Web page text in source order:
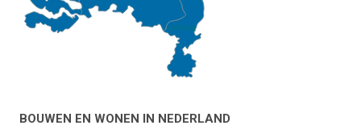
Limburg
BOUWEN EN WONEN IN NEDERLAND